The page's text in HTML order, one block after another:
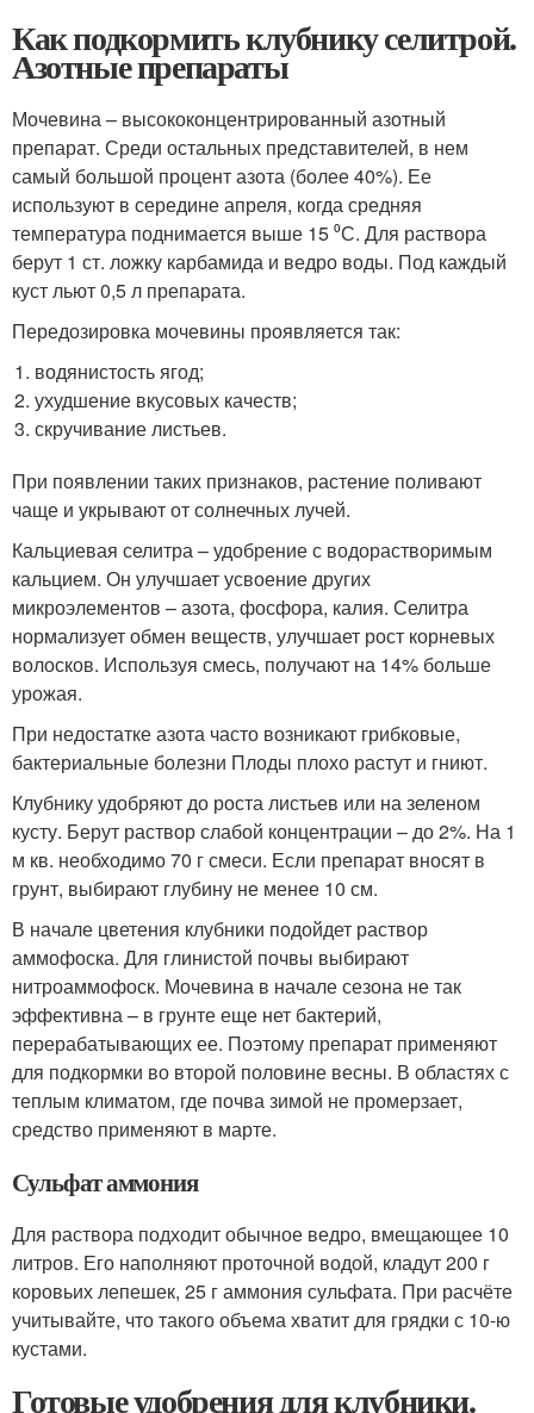
Как подкормить клубнику селитрой.
Азотные препараты
Мочевина – высококонцентрированный азотный
препарат. Среди остальных представителей, в нем
самый большой процент азота (более 40%). Ее
используют в середине апреля, когда средняя
температура поднимается выше 15 ⁰С. Для раствора
берут 1 ст. ложку карбамида и ведро воды. Под каждый
куст льют 0,5 л препарата.
Передозировка мочевины проявляется так:
водянистость ягод;
ухудшение вкусовых качеств;
скручивание листьев.
При появлении таких признаков, растение поливают
чаще и укрывают от солнечных лучей.
Кальциевая селитра – удобрение с водорастворимым
кальцием. Он улучшает усвоение других
микроэлементов – азота, фосфора, калия. Селитра
нормализует обмен веществ, улучшает рост корневых
волосков. Используя смесь, получают на 14% больше
урожая.
При недостатке азота часто возникают грибковые,
бактериальные болезни Плоды плохо растут и гниют.
Клубнику удобряют до роста листьев или на зеленом
кусту. Берут раствор слабой концентрации – до 2%. На 1
м кв. необходимо 70 г смеси. Если препарат вносят в
грунт, выбирают глубину не менее 10 см.
В начале цветения клубники подойдет раствор
аммофоска. Для глинистой почвы выбирают
нитроаммофоск. Мочевина в начале сезона не так
эффективна – в грунте еще нет бактерий,
перерабатывающих ее. Поэтому препарат применяют
для подкормки во второй половине весны. В областях с
теплым климатом, где почва зимой не промерзает,
средство применяют в марте.
Сульфат аммония
Для раствора подходит обычное ведро, вмещающее 10
литров. Его наполняют проточной водой, кладут 200 г
коровьих лепешек, 25 г аммония сульфата. При расчёте
учитывайте, что такого объема хватит для грядки с 10-ю
кустами.
Готовые удобрения для клубники.